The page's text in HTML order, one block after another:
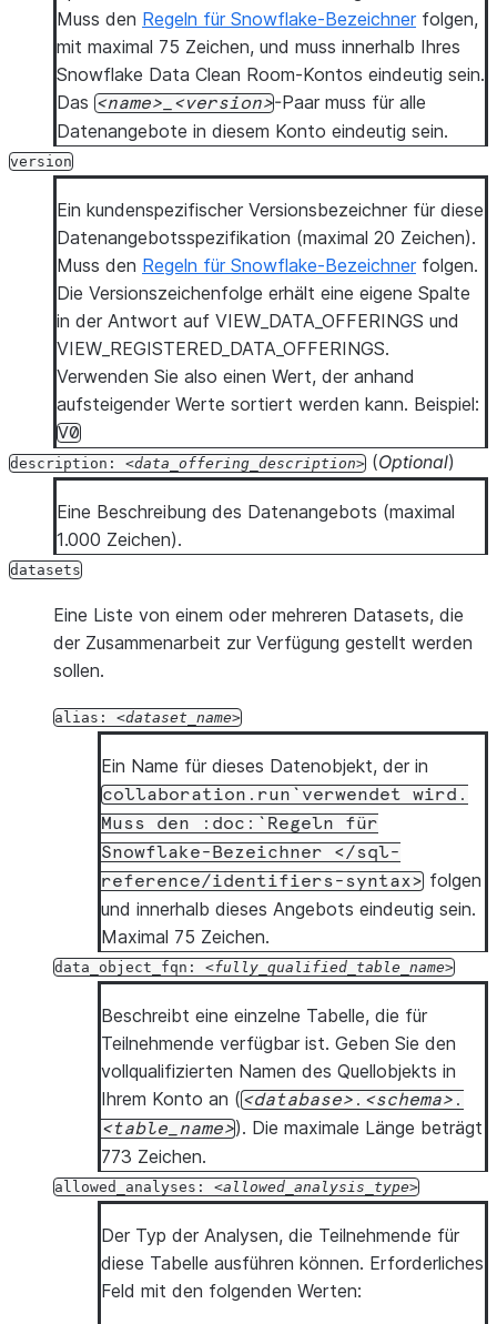
projection_policies:
# Optional: Projection
- name : <fully_qualified_policy_name>
# One
columns:
# Optional: Columns
- <column_name>
# One or more POSSIBLY
row_access_policy:
# Optional: Row
<column_name>
require_freeform_sql_policy
#
Muss den Regeln für Snowflake-Bezeichnerfolgen,
mit maximal 75 Zeichen, und muss innerhalb Ihres
Snowflake Data Clean Room-Kontos eindeutig sein.
Das
name version
-Paar muss für alle
Datenangebote in diesem Konto eindeutig sein.
version
Ein kundenspezifischer Versionsbezeichner für diese
Datenangebotsspezifikation (maximal 20 Zeichen).
Muss den Regeln für Snowflake-Bezeichnerfolgen.
Die Versionszeichenfolge erhält eine eigene Spalte
in der Antwort auf VIEW_DATA_OFFERINGS und
VIEW_REGISTERED_DATA_OFFERINGS.
Verwenden Sie also einen Wert, der anhand
aufsteigender Werte sortiert werden kann. Beispiel:
V0
description: data_offering_description (Optional)
Eine Beschreibung des Datenangebots (maximal
1.000 Zeichen).
datasets
Eine Liste von einem oder mehreren Datasets, die
der Zusammenarbeit zur Verfügung gestellt werden
sollen.
alias: dataset_name
Ein Name für dieses Datenobjekt, der in
collaboration.run`verwendet
wird.
Muss
den :doc:`Regeln
für
Snowflake-Bezeichner
</sql-
reference/identifiers-syntax> folgen
und innerhalb dieses Angebots eindeutig sein.
Maximal 75 Zeichen.
data_object_fqn: fully_qualified_table_name
Beschreibt eine einzelne Tabelle, die für
Teilnehmende verfügbar ist. Geben Sie den
vollqualifizierten Namen des Quellobjekts in
Ihrem Konto an (
database . schema
.
table_name
). Die maximale Länge beträgt
773 Zeichen.
allowed_analyses: allowed_analysis_type
Der Typ der Analysen, die Teilnehmende für
diese Tabelle ausführen können. Erforderliches
Feld mit den folgenden Werten: